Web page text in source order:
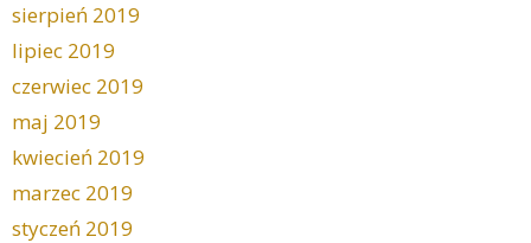
sierpień 2019
lipiec 2019
czerwiec 2019
maj 2019
kwiecień 2019
marzec 2019
styczeń 2019